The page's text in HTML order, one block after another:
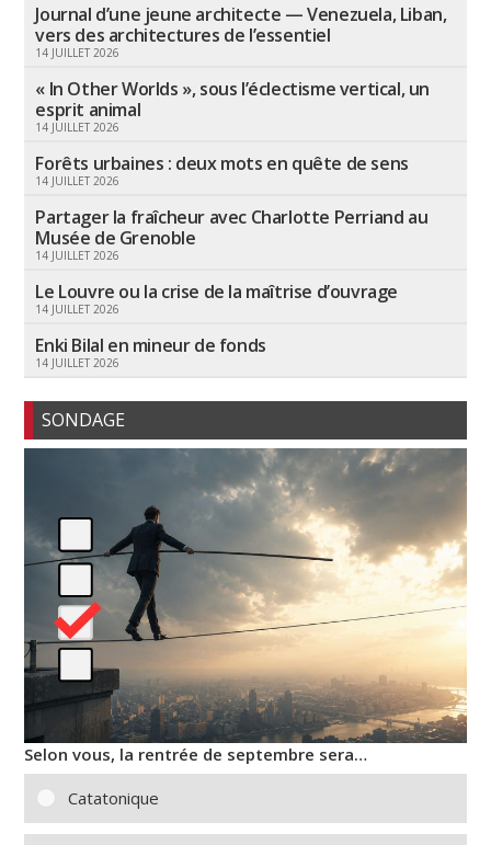
Journal d’une jeune architecte — Venezuela, Liban,
vers des architectures de l’essentiel
14 JUILLET 2026
« In Other Worlds », sous l’éclectisme vertical, un
esprit animal
14 JUILLET 2026
Forêts urbaines : deux mots en quête de sens
14 JUILLET 2026
Partager la fraîcheur avec Charlotte Perriand au
Musée de Grenoble
14 JUILLET 2026
Le Louvre ou la crise de la maîtrise d’ouvrage
14 JUILLET 2026
Enki Bilal en mineur de fonds
14 JUILLET 2026
SONDAGE
Selon vous, la rentrée de septembre sera…
Catatonique